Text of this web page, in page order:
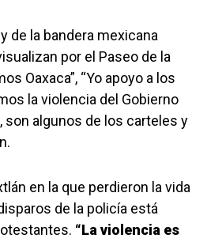
de la bandera mexicana
por el Paseo de la
Oaxaca”, “Yo apoyo a los
la violencia del Gobierno
son algunos de los carteles y
en la que perdieron la vida
de la policía está
“La violencia es